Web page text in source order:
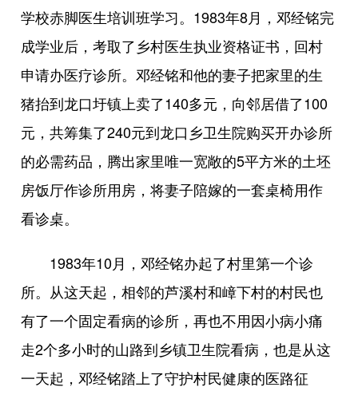
学校赤脚医生培训班学习。1983年8月，邓经铭完
成学业后，考取了乡村医生执业资格证书，回村
申请办医疗诊所。邓经铭和他的妻子把家里的生
猪抬到龙口圩镇上卖了140多元，向邻居借了100
元，共筹集了240元到龙口乡卫生院购买开办诊所
的必需药品，腾出家里唯一宽敞的5平方米的土坯
房饭厅作诊所用房，将妻子陪嫁的一套桌椅用作
看诊桌。
1983年10月，邓经铭办起了村里第一个诊
所。从这天起，相邻的芦溪村和嶂下村的村民也
有了一个固定看病的诊所，再也不用因小病小痛
走2个多小时的山路到乡镇卫生院看病，也是从这
一天起，邓经铭踏上了守护村民健康的医路征